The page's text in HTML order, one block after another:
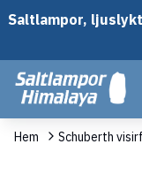
Saltlampor,
Hem Schuberth